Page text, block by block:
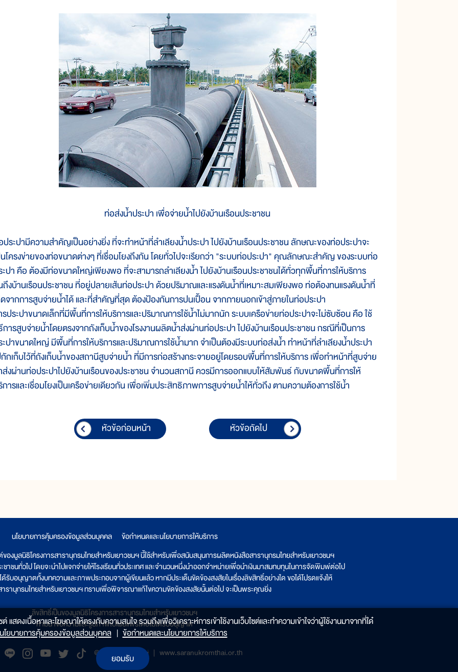
ท่อส่งน้ำประปา เพื่อจ่ายน้ำไปยังบ้านเรือนประชาชน
ระปามีความสำคัญเป็นอย่างยิ่ง ที่จะทำหน้าที่ลำเลียงน้ำประปา ไปยังบ้านเรือนประชาชน ลักษณะของท่อประปาจะ
โครงข่ายของท่อขนาดต่างๆ ที่เชื่อมโยงถึงกัน โดยทั่วไปจะเรียกว่า "ระบบท่อประปา" คุณลักษณะสำคัญ ของระบบท่อ
ปา คือ ต้องมีท่อขนาดใหญ่เพียงพอ ที่จะสามารถลำเลียงน้ำ ไปยังบ้านเรือนประชาชนได้ทั่วทุกพื้นที่การให้บริการ
งบ้านเรือนประชาชน ที่อยู่ปลายเส้นท่อประปา ด้วยปริมาณและแรงดันน้ำที่เหมาะสมเพียงพอ ท่อต้องทนแรงดันน้ำที่
จากการสูบจ่ายน้ำได้ และที่สำคัญที่สุด ต้องป้องกันการปนเปื้อน จากภายนอกเข้าสู่ภายในท่อประปา
ประปาขนาดเล็กที่มีพื้นที่การให้บริการและปริมาณการใช้น้ำไม่มากนัก ระบบเครือข่ายท่อประปาจะไม่ซับซ้อน คือ ใช้
ารสูบจ่ายน้ำโดยตรงจากถังเก็บน้ำของโรงงานผลิตน้ำส่งผ่านท่อประปา ไปยังบ้านเรือนประชาชน กรณีที่เป็นการ
ปาขนาดใหญ่ มีพื้นที่การให้บริการและปริมาณการใช้น้ำมาก จำเป็นต้องมีระบบท่อส่งน้ำ ทำหน้าที่ลำเลียงน้ำประปา
กเก็บไว้ที่ถังเก็บน้ำของสถานีสูบจ่ายน้ำ ที่มีการก่อสร้างกระจายอยู่โดยรอบพื้นที่การให้บริการ เพื่อทำหน้าที่สูบจ่าย
งผ่านท่อประปาไปยังบ้านเรือนของประชาชน จำนวนสถานี ควรมีการออกแบบให้สัมพันธ์ กับขนาดพื้นที่การให้
ารและเชื่อมโยงเป็นเครือข่ายเดียวกัน เพื่อเพิ่มประสิทธิภาพการสูบจ่ายน้ำให้ทั่วถึง ตามความต้องการใช้น้ำ
หัวข้อก่อนหน้า หัวข้อถัดไป
นโยบายการคุ้มครองข้อมูลส่วนบุคคล
ข้อกำหนดและนโยบายการให้บริการ
องมูลนิธิโครงการสารานุกรมไทยสำหรับเยาวชนฯ นี้ใช้สำหรับเพื่อสนับสนุนการผลิตหนังสือสารานุกรมไทยสำหรับเยาวชนฯ
ชาชนทั่วไป โดยจะนำไปแจกจ่ายให้โรงเรียนทั่วประเทศ และจำนวนหนึ่งนำออกจำหน่ายเพื่อนำเงินมาสมทบทุนในการจัดพิมพ์ต่อไป
รับอนุญาตทั้งบทความและภาพประกอบจากผู้เขียนแล้ว หากมีประเด็นขัดข้องสงสัยในเรื่องลิขสิทธิ์อย่างใด ขอได้โปรดแจ้งให้
รานุกรมไทยสำหรับเยาวชนฯ ทราบเพื่อพิจารณาแก้ไขความขัดข้องสงสัยนั้นต่อไป จะเป็นพระคุณยิ่ง
ลิขสิทธิ์เป็นของมูลนิธิโครงการสารานุกรมไทยสำหรับเยาวชนฯ
ห้ามนำข้อความและรูปภาพไปเผยแพร่โดยไม่ได้รับอนุญาต
@saranukromthai | www.saranukromthai.or.th
สดงเนื้อหาและโฆษณาให้ตรงกับความสนใจ รวมถึงเพื่อวิเคราะห์การเข้าใช้งานเว็บไซต์และทำความเข้าใจว่าผู้ใช้งานมาจากที่ใด๋
โยบายการคุ้มครองข้อมูลส่วนบุคคล | ข้อกำหนดและนโยบายการให้บริการ
ยอมรับ